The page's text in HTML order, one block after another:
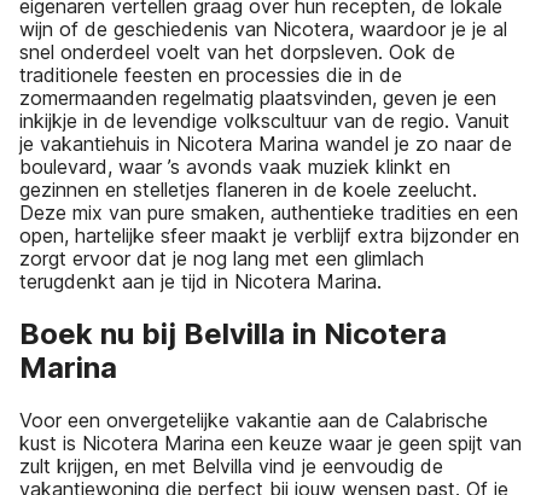
eigenaren vertellen graag over hun recepten, de lokale
wijn of de geschiedenis van Nicotera, waardoor je je al
snel onderdeel voelt van het dorpsleven. Ook de
traditionele feesten en processies die in de
zomermaanden regelmatig plaatsvinden, geven je een
inkijkje in de levendige volkscultuur van de regio. Vanuit
je vakantiehuis in Nicotera Marina wandel je zo naar de
boulevard, waar ’s avonds vaak muziek klinkt en
gezinnen en stelletjes flaneren in de koele zeelucht.
Deze mix van pure smaken, authentieke tradities en een
open, hartelijke sfeer maakt je verblijf extra bijzonder en
zorgt ervoor dat je nog lang met een glimlach
terugdenkt aan je tijd in Nicotera Marina.
Boek nu bij Belvilla in Nicotera
Marina
Voor een onvergetelijke vakantie aan de Calabrische
kust is Nicotera Marina een keuze waar je geen spijt van
zult krijgen, en met Belvilla vind je eenvoudig de
vakantiewoning die perfect bij jouw wensen past. Of je